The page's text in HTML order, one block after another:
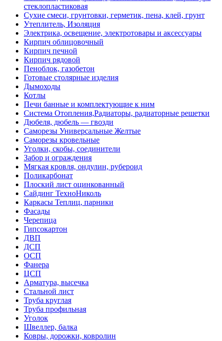
стеклопластиковая
Сухие смеси, грунтовки, герметик, пена, клей, грунт
Утеплитель, Изоляция
Электрика, освещение, электротовары и аксессуары
Кирпич облицовочный
Кирпич печной
Кирпич рядовой
Пеноблок, газобетон
Готовые столярные изделия
Дымоходы
Котлы
Печи банные и комплектующие к ним
Система Отопления,Радиаторы, радиаторные решетки
Дюбеля, дюбель — гвозди
Саморезы Универсальные Желтые
Саморезы кровельные
Уголки, скобы, соединители
Забор и ограждения
Мягкая кровля, ондулин, рубероид
Поликарбонат
Плоский лист оцинкованный
Сайдинг ТехноНиколь
Каркасы Теплиц, парники
Фасады
Черепица
Гипсокартон
ДВП
ДСП
ОСП
Фанера
ЦСП
Арматура, высечка
Стальной лист
Труба круглая
Труба профильная
Уголок
Швеллер, балка
Ковры, дорожки, ковролин